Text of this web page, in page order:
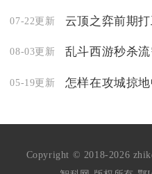
07-22更新
08-03更新 乱斗西游秒杀
05-19更新 怎样在攻城掠
Copyright © 2018-2026